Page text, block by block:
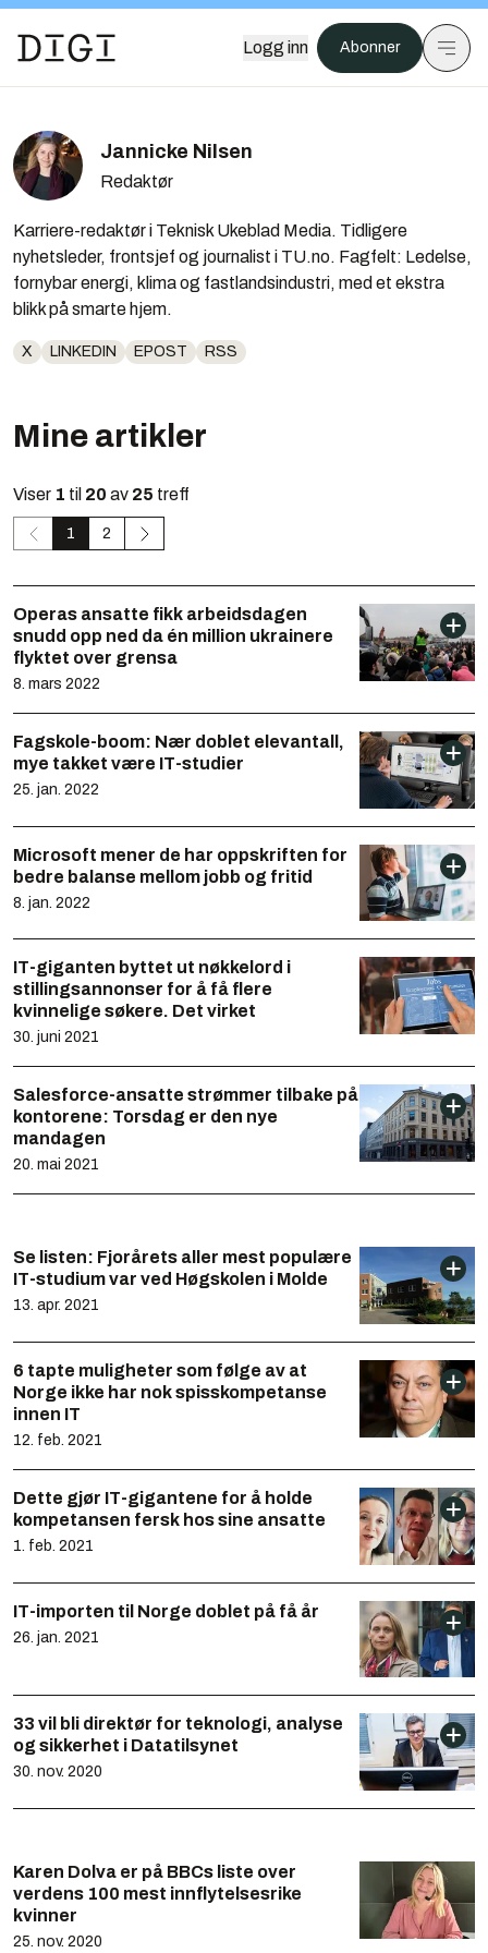
Logg inn Abonner
Jannicke Nilsen
Redaktør
Karriere-redaktør i Teknisk Ukeblad Media. Tidligere
nyhetsleder, frontsjef og journalist i TU.no. Fagfelt: Ledelse,
fornybar energi, klima og fastlandsindustri, med et ekstra
blikk på smarte hjem.
X LINKEDIN EPOST RSS
Mine artikler
Viser 1 til 20 av 25 treff
1 2
Operas ansatte fikk arbeidsdagen
snudd opp ned da én million ukrainere
flyktet over grensa
8. mars 2022
Fagskole-boom: Nær doblet elevantall,
mye takket være IT-studier
25. jan. 2022
Microsoft mener de har oppskriften for
bedre balanse mellom jobb og fritid
8. jan. 2022
IT-giganten byttet ut nøkkelord i
stillingsannonser for å få flere
kvinnelige søkere. Det virket
30. juni 2021
Salesforce-ansatte strømmer tilbake på
kontorene: Torsdag er den nye
mandagen
20. mai 2021
Se listen: Fjorårets aller mest populære
IT-studium var ved Høgskolen i Molde
13. apr. 2021
6 tapte muligheter som følge av at
Norge ikke har nok spisskompetanse
innen IT
12. feb. 2021
Dette gjør IT-gigantene for å holde
kompetansen fersk hos sine ansatte
1. feb. 2021
IT-importen til Norge doblet på få år
26. jan. 2021
33 vil bli direktør for teknologi, analyse
og sikkerhet i Datatilsynet
30. nov. 2020
Karen Dolva er på BBCs liste over
verdens 100 mest innflytelsesrike
kvinner
25. nov. 2020